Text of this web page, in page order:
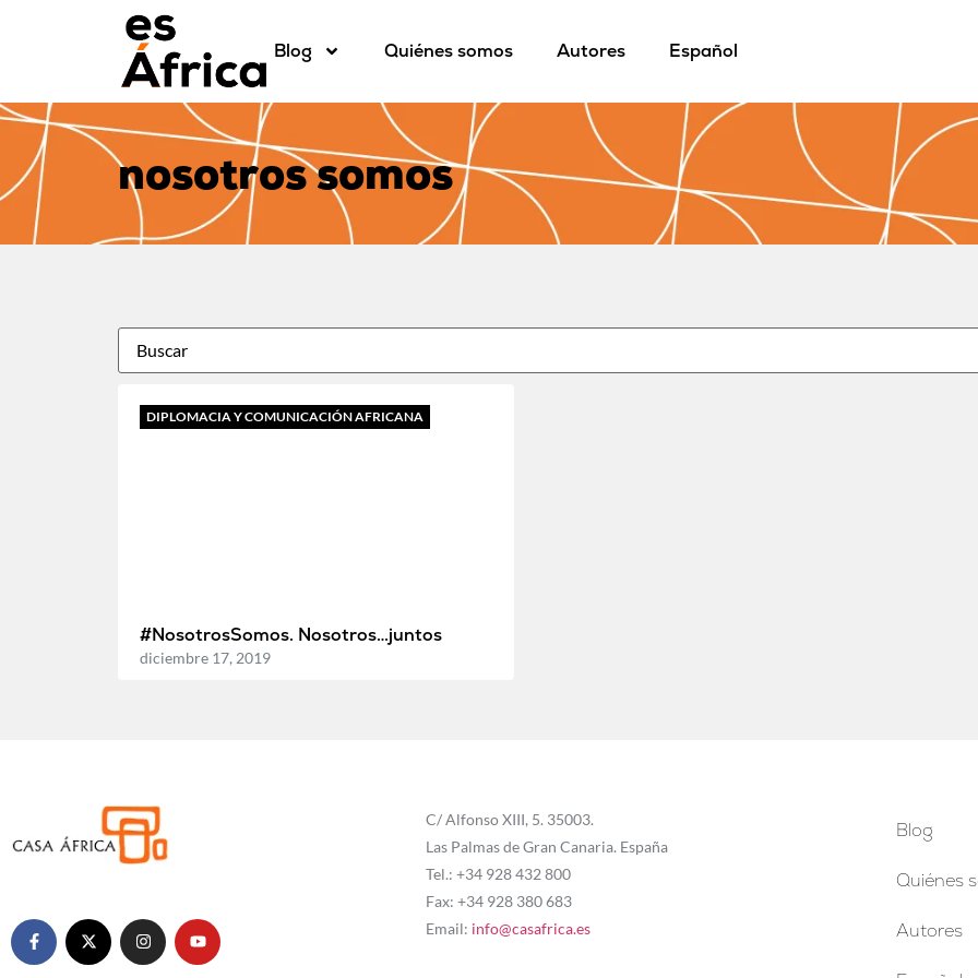
Blog Quiénes somos Autores Español
nosotros somos
DIPLOMACIA Y COMUNICACIÓN AFRICANA
#NosotrosSomos. Nosotros…juntos
diciembre 17, 2019
C/ Alfonso XIII, 5. 35003.
Las Palmas de Gran Canaria. España
Tel.: +34 928 432 800
Fax: +34 928 380 683
Email: info@casafrica.es
Blog
Quiénes
Autores